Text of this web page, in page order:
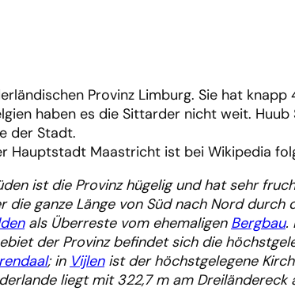
Provinz Limburg. Sie hat
haben es die Sittarder nicht weit.
der Stadt.
Hauptstadt Maastricht ist bei Wikipedia
ist die Provinz hügelig und hat sehr
die ganze Länge von Süd nach Nord
als Überreste vom ehemaligen Bergbau.
der Provinz befindet sich die
; in Vijlenist der höchstgelegene
liegt mit 322,7 m am Dreiländereck